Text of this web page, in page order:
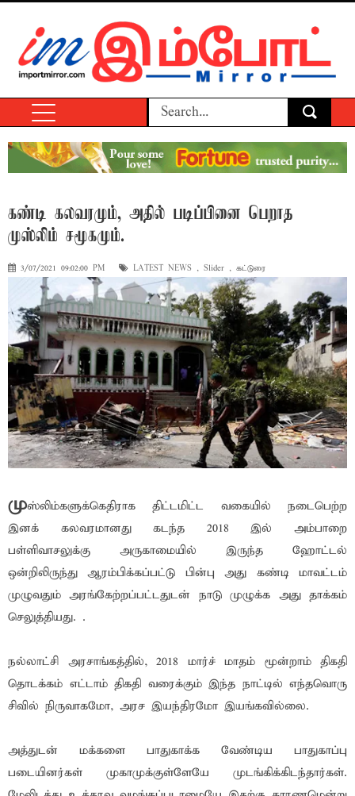
கண்டி கலவரமும், அதில் படிப்பினை பெறாத
முஸ்லிம் சமூகமும்.
3/07/2021 09:02:00 PM LATEST NEWS , Slider , கட்டுரை
முஸ்லிம்களுக்கெதிராக திட்டமிட்ட வகையில் நடைபெற்ற
இனக் கலவரமானது கடந்த 2018 இல் அம்பாறை
பள்ளிவாசலுக்கு அருகாமையில் இருந்த ஹோட்டல்
ஒன்றிலிருந்து ஆரம்பிக்கப்பட்டு பின்பு அது கண்டி மாவட்டம்
முழுவதும் அரங்கேற்றப்பட்டதுடன் நாடு முழுக்க அது தாக்கம்
செலுத்தியது. .
நல்லாட்சி அரசாங்கத்தில், 2018 மார்ச் மாதம் மூன்றாம் திகதி
தொடக்கம் எட்டாம் திகதி வரைக்கும் இந்த நாட்டில் எந்தவொரு
சிவில் நிருவாகமோ, அரச இயந்திரமோ இயங்கவில்லை.
அத்துடன் மக்களை பாதுகாக்க வேண்டிய பாதுகாப்பு
படையினர்கள் முகாமுக்குள்ளேயே முடங்கிக்கிடந்தார்கள்.